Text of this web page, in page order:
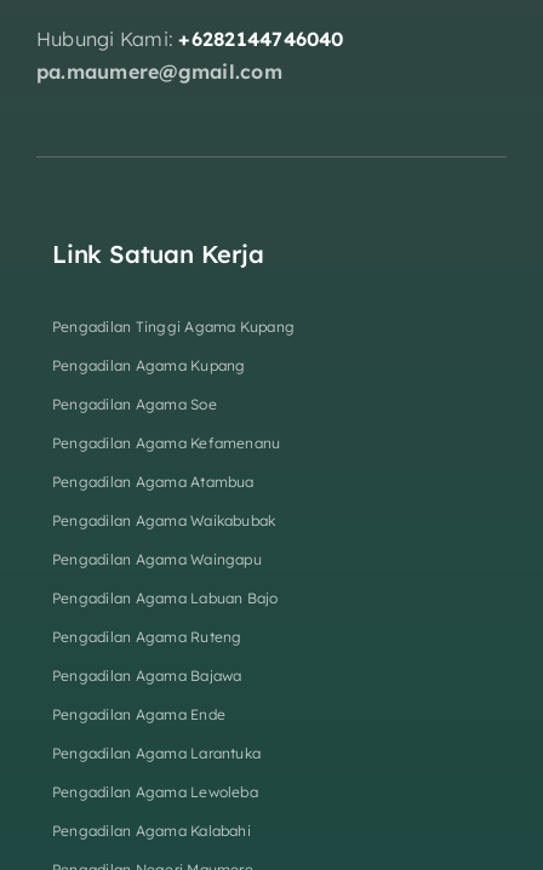
Hubungi Kami:+6282144746040
pa.maumere@gmail.com
Link Satuan Kerja
Pengadilan Tinggi Agama Kupang
Pengadilan Agama Kupang
Pengadilan Agama Soe
Pengadilan Agama Kefamenanu
Pengadilan Agama Atambua
Pengadilan Agama Waikabubak
Pengadilan Agama Waingapu
Pengadilan Agama Labuan Bajo
Pengadilan Agama Ruteng
Pengadilan Agama Bajawa
Pengadilan Agama Ende
Pengadilan Agama Larantuka
Pengadilan Agama Lewoleba
Pengadilan Agama Kalabahi